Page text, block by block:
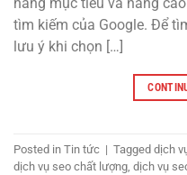
hàng mục tiêu và nâng
tìm kiếm của Google. Để
lưu ý khi chọn […]
Posted in Tin tức | Tagged dịch
dịch vụ seo chất lượng dịch vụ